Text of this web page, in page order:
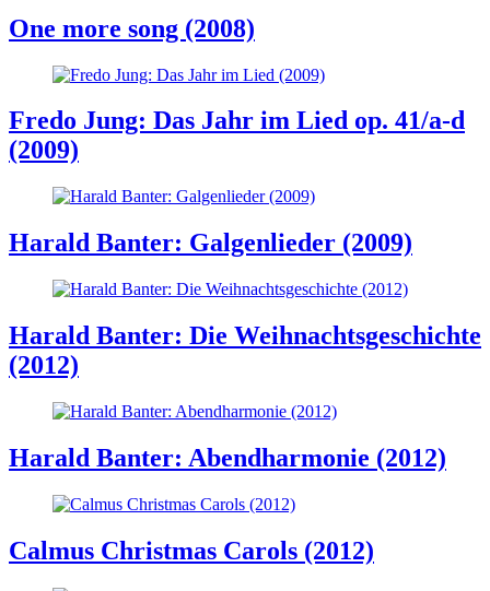
One more song (2008)
Fredo Jung: Das Jahr im Lied op. 41/a-d
(2009)
Harald Banter: Galgenlieder (2009)
Harald Banter: Die Weihnachtsgeschichte
(2012)
Harald Banter: Abendharmonie (2012)
Calmus Christmas Carols (2012)